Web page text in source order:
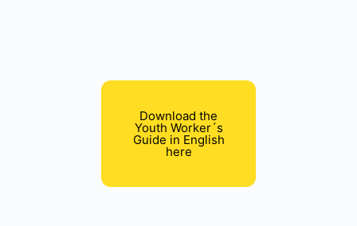
Download the
Youth Worker´s
Guide in English
here